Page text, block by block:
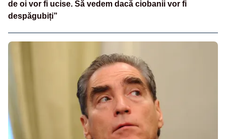
de oi vor fi ucise. Să vedem dacă ciobanii vor fi
despăgubiți”